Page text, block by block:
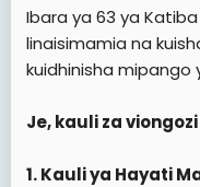
Ibara ya 63 ya
linaisimamia na
kuidhinisha
Je, kauli za
1. Kauli ya Hayati